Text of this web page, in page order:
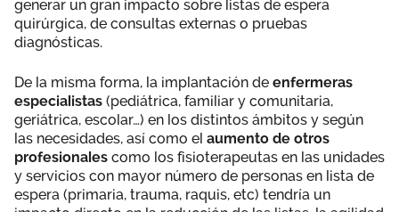
generar un gran impacto sobre listas de espera
quirúrgica, de consultas externas o pruebas
diagnósticas.
De la misma forma, la implantación de enfermeras
especialistas (pediátrica, familiar y comunitaria,
geriátrica, escolar…) en los distintos ámbitos y según
las necesidades, así como el aumento de otros
profesionales como los fisioterapeutas en las unidades
y servicios con mayor número de personas en lista de
espera (primaria, trauma, raquis, etc) tendría un